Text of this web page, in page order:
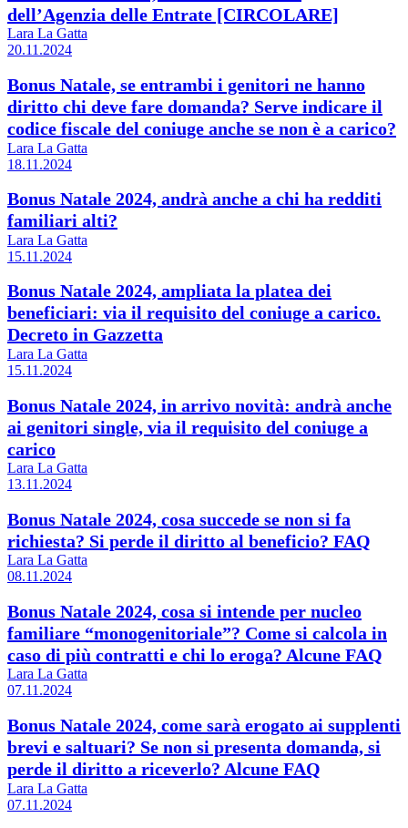
dell’Agenzia delle Entrate [CIRCOLARE]
Lara La Gatta
20.11.2024
Bonus Natale, se entrambi i genitori ne hanno
diritto chi deve fare domanda? Serve indicare il
codice fiscale del coniuge anche se non è a carico?
Lara La Gatta
18.11.2024
Bonus Natale 2024, andrà anche a chi ha redditi
familiari alti?
Lara La Gatta
15.11.2024
Bonus Natale 2024, ampliata la platea dei
beneficiari: via il requisito del coniuge a carico.
Decreto in Gazzetta
Lara La Gatta
15.11.2024
Bonus Natale 2024, in arrivo novità: andrà anche
ai genitori single, via il requisito del coniuge a
carico
Lara La Gatta
13.11.2024
Bonus Natale 2024, cosa succede se non si fa
richiesta? Si perde il diritto al beneficio? FAQ
Lara La Gatta
08.11.2024
Bonus Natale 2024, cosa si intende per nucleo
familiare “monogenitoriale”? Come si calcola in
caso di più contratti e chi lo eroga? Alcune FAQ
Lara La Gatta
07.11.2024
Bonus Natale 2024, come sarà erogato ai supplenti
brevi e saltuari? Se non si presenta domanda, si
perde il diritto a riceverlo? Alcune FAQ
Lara La Gatta
07.11.2024